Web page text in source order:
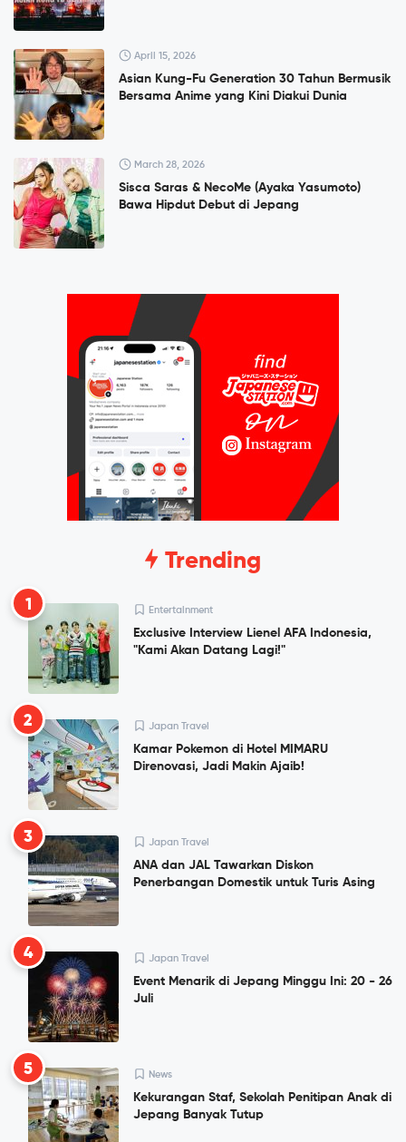
April 15, 2026
Asian Kung-Fu Generation 30 Tahun Bermusik
Bersama Anime yang Kini Diakui Dunia
March 28, 2026
Sisca Saras & NecoMe (Ayaka Yasumoto)
Bawa Hipdut Debut di Jepang
Trending
1 Entertainment
Exclusive Interview Lienel AFA Indonesia,
"Kami Akan Datang Lagi!"
2 Japan Travel
Kamar Pokemon di Hotel MIMARU
Direnovasi, Jadi Makin Ajaib!
3 Japan Travel
ANA dan JAL Tawarkan Diskon
Penerbangan Domestik untuk Turis Asing
4 Japan Travel
Event Menarik di Jepang Minggu Ini: 20 - 26
Juli
5 News
Kekurangan Staf, Sekolah Penitipan Anak di
Jepang Banyak Tutup